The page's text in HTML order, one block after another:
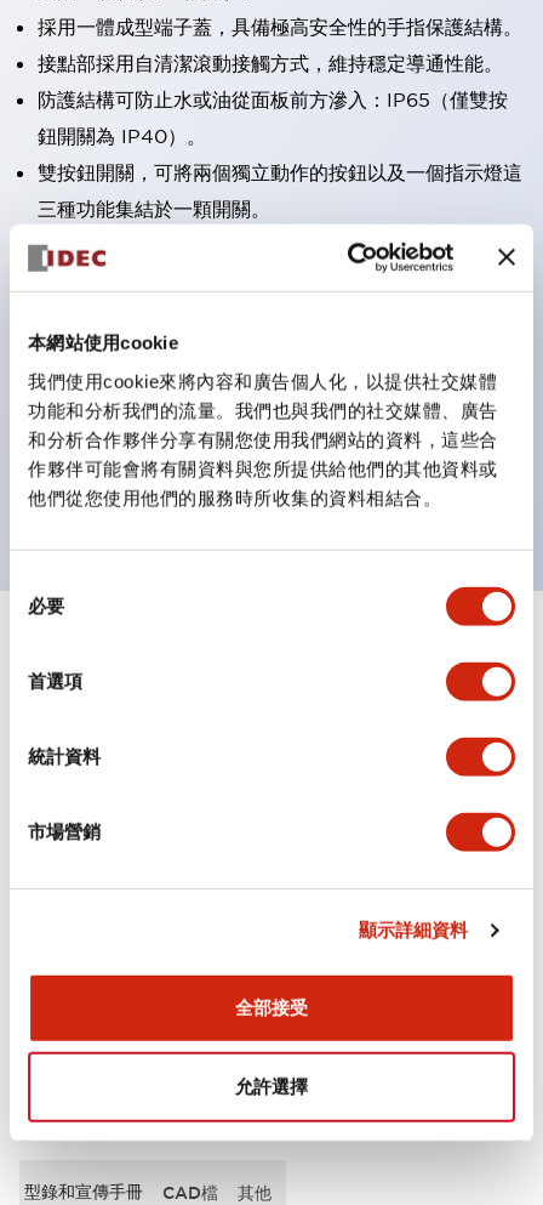
本網站使用cookie
我們使用cookie來將內容和廣告個人化，以提供社交媒體
功能和分析我們的流量。我們也與我們的社交媒體、廣告
和分析合作夥伴分享有關您使用我們網站的資料，這些合
作夥伴可能會將有關資料與您所提供給他們的其他資料或
他們從您使用他們的服務時所收集的資料相結合。
必要
首選項
統計資料
市場營銷
顯示詳細資料
全部接受
允許選擇
採用一體成型端子蓋，具備極高安全性的手指保護結構。
接點部採用自清潔滾動接觸方式，維持穩定導通性能。
防護結構可防止水或油從面板前方滲入：IP65（僅雙按
鈕開關為 IP40）。
雙按鈕開關，可將兩個獨立動作的按鈕以及一個指示燈這
三種功能集結於一顆開關。
完整支援全球各地需求的多種電壓規格。
顏色。
支援色彩通用設計（CUD）：可清楚辨識正方平頭形指
示燈的亮燈/熄燈狀態，以及點燈時的顏色識別。
符合 ISO 3864-4 安全色規範：在危險或緊急狀況下，
顏色表現更明確鮮明，便於更多人識別。
電氣規範（額定照明部分）
環境規範
型錄和宣傳手冊 CAD檔 其他